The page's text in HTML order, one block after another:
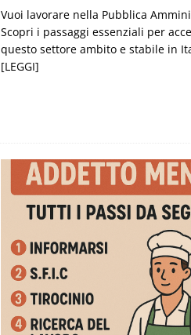
Vuoi lavorare nella Pubblica
Scopri i passaggi essenziali per
questo settore ambito e stabile in
[LEGGI]